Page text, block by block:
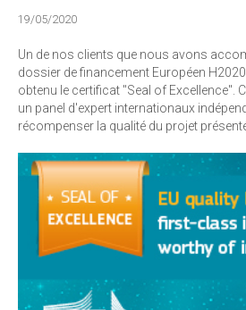
19/05/2020
Un de nos clients que nous avons
dossier de financement Européen
obtenu le certificat "Seal of Excellence".
un panel d'expert internationaux
récompenser la qualité du projet